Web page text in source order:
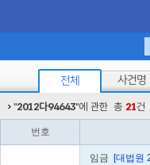
전체 사건명
"2012다94643"에 관한 총 21건
번호
임금 [대법원